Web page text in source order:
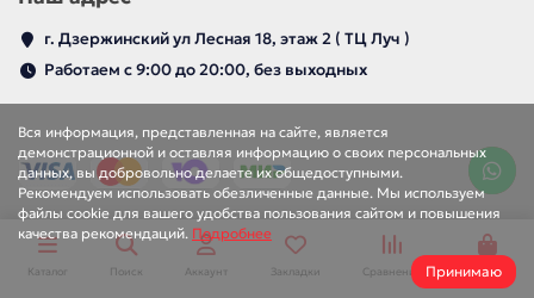
Вся информация, представленная на сайте, является
демонстрационной и оставляя информацию о своих персональных
данных, вы добровольно делаете их общедоступными.
Рекомендуем использовать обезличенные данные. Мы используем
файлы cookie для вашего удобства пользования сайтом и повышения
качества рекомендаций. Подробнее
Принимаю
г. Дзержинский ул Лесная 18, этаж 2 ( ТЦ Луч )
Работаем с 9:00 до 20:00, без выходных
Каталог Поиск Аккаунт Закладки Сравнение Корзина